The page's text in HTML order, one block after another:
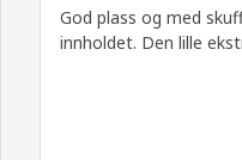
God plass og med
innholdet. Den lille